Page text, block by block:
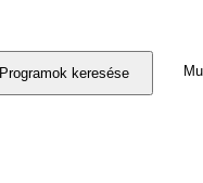
Programok keresése